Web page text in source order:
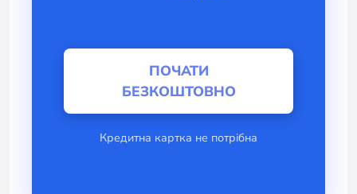
ПОЧАТИ
БЕЗКОШТОВНО
Кредитна картка не потрібна